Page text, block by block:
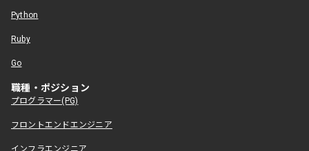
Python
Ruby
Go
職種・ポジション
プログラマー(PG)
フロントエンドエンジニア
インフラエンジニア